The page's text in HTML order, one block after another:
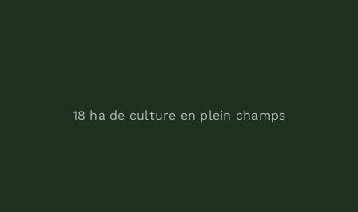
18 ha de culture en plein champs